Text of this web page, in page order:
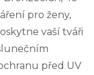
pro ženy,
vaší tváři
před UV